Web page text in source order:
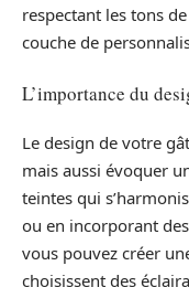
respectant les tons
couche de
L’importance du
Le design de votre
mais aussi évoquer
teintes qui
ou en incorporant
vous pouvez créer
choisissent des